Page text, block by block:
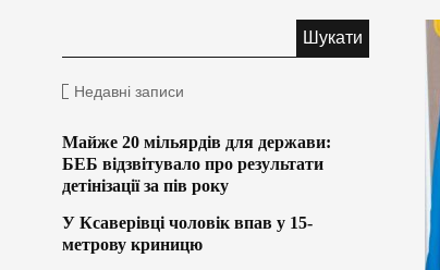
Недавні записи
Майже 20 мільярдів для держави:
БЕБ відзвітувало про результати
детінізації за пів року
У Ксаверівці чоловік впав у 15-
метрову криницю